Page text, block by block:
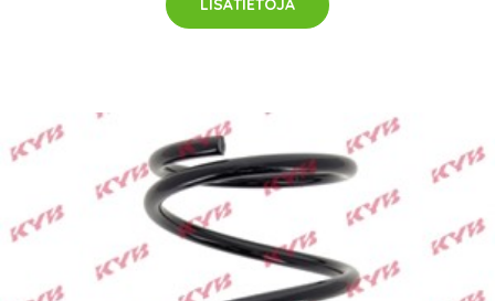
LISÄTIETOJA